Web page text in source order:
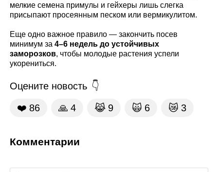
мелкие семена примулы и гейхеры лишь слегка
присыпают просеянным песком или вермикулитом.
Еще одно важное правило — закончить посев
минимум за 4–6 недель до устойчивых
заморозков, чтобы молодые растения успели
укорениться.
Оцените новость
❤️ 86 🙏 4 😹 9 🙀 6 😿 3
Комментарии